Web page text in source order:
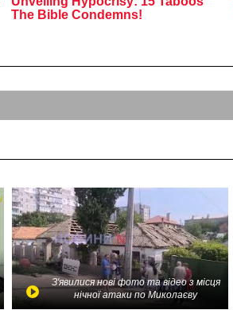
З'явилися нові фото та відео з місця
нічної атаки по Миколаєву